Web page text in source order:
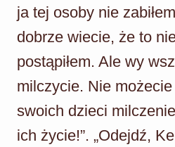
ja tej osoby nie
dobrze wiecie, że to
postąpiłem. Ale wy
milczycie. Nie
swoich dzieci
ich życie!”. „Odejdź,